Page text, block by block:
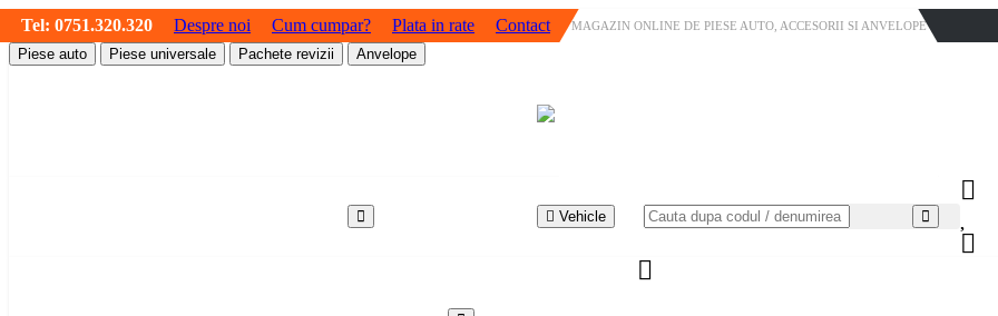
Tel:0751.320.320 Despre noi Cum cumpar? Plata in rate Contact MAGAZIN ONLINE DE PIESE AUTO, ACCESORII SI ANVELOPE
Piese auto Piese universale Pachete revizii Anvelope
Vehicle